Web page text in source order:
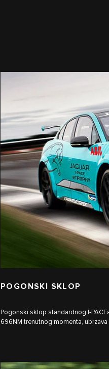
POGONSKI SKLOP
Pogonski sklop standardnog
696NM trenutnog momenta,